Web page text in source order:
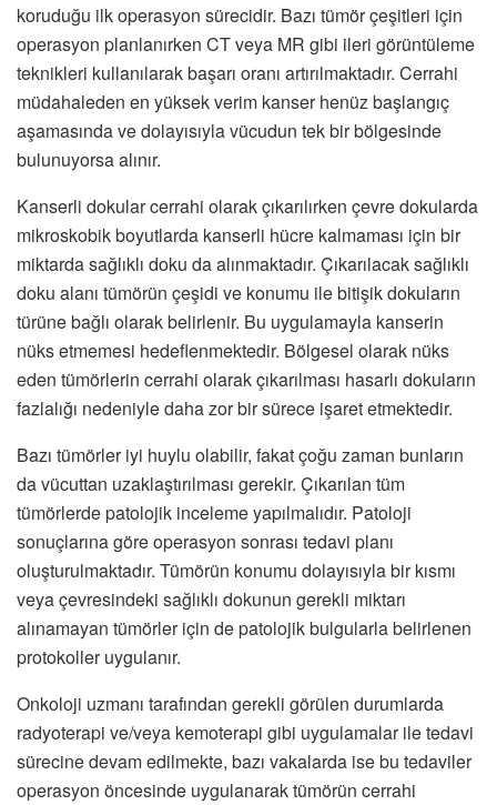
koruduğu ilk operasyon sürecidir. Bazı tümör çeşitleri için
operasyon planlanırken CT veya MR gibi ileri görüntüleme
teknikleri kullanılarak başarı oranı artırılmaktadır. Cerrahi
müdahaleden en yüksek verim kanser henüz başlangıç
aşamasında ve dolayısıyla vücudun tek bir bölgesinde
bulunuyorsa alınır.
Kanserli dokular cerrahi olarak çıkarılırken çevre dokularda
mikroskobik boyutlarda kanserli hücre kalmaması için bir
miktarda sağlıklı doku da alınmaktadır. Çıkarılacak sağlıklı
doku alanı tümörün çeşidi ve konumu ile bitişik dokuların
türüne bağlı olarak belirlenir. Bu uygulamayla kanserin
nüks etmemesi hedeflenmektedir. Bölgesel olarak nüks
eden tümörlerin cerrahi olarak çıkarılması hasarlı dokuların
fazlalığı nedeniyle daha zor bir sürece işaret etmektedir.
Bazı tümörler iyi huylu olabilir, fakat çoğu zaman bunların
da vücuttan uzaklaştırılması gerekir. Çıkarılan tüm
tümörlerde patolojik inceleme yapılmalıdır. Patoloji
sonuçlarına göre operasyon sonrası tedavi planı
oluşturulmaktadır. Tümörün konumu dolayısıyla bir kısmı
veya çevresindeki sağlıklı dokunun gerekli miktarı
alınamayan tümörler için de patolojik bulgularla belirlenen
protokoller uygulanır.
Onkoloji uzmanı tarafından gerekli görülen durumlarda
radyoterapi ve/veya kemoterapi gibi uygulamalar ile tedavi
sürecine devam edilmekte, bazı vakalarda ise bu tedaviler
operasyon öncesinde uygulanarak tümörün cerrahi